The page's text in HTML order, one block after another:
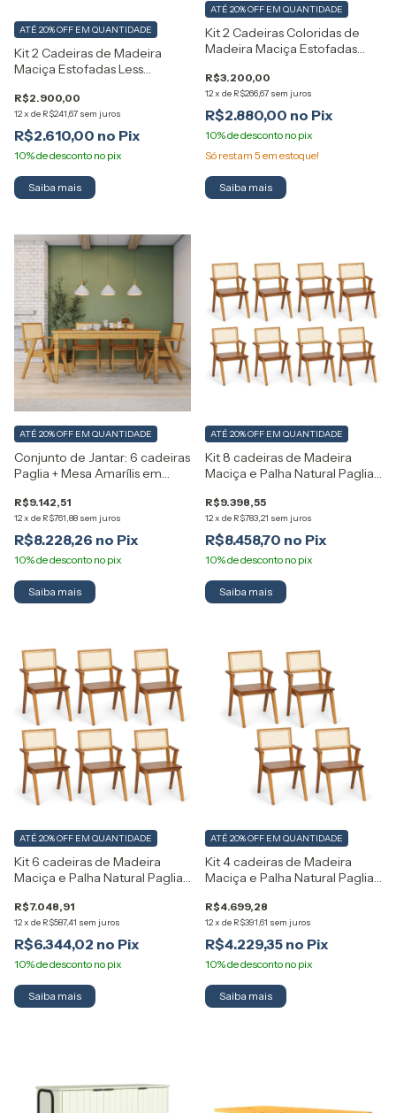
Kit 2 Cadeiras de Madeira
Maciça Estofadas Less
R$2.900,00
12x de R$241,67 sem juros
ATÉ 20% OFF EM QUANTIDADE
R$2.610,00
Saiba mais
Kit 2 Cadeiras Coloridas de
Madeira Maciça Estofadas
R$3.200,00
12x de R$266,67 sem juros
ATÉ 20% OFF EM QUANTIDADE
R$2.880,00
Só restam 5 em estoque!
Saiba mais
Conjunto de Jantar: 6 cadeiras
Paglia + Mesa Amarílis em
R$9.142,51
12x de R$761,88 sem juros
ATÉ 20% OFF EM QUANTIDADE
R$8.228,26
Saiba mais
Kit 8 cadeiras de Madeira
Maciça e Palha Natural Paglia
R$9.398,55
12x de R$783,21 sem juros
ATÉ 20% OFF EM QUANTIDADE
R$8.458,70
Kit 6 cadeiras de Madeira
Maciça e Palha Natural Paglia
R$7.048,91
12x de R$587,41 sem juros
ATÉ 20% OFF EM QUANTIDADE
R$6.344,02
Kit 4 cadeiras de Madeira
Maciça e Palha Natural Paglia
R$4.699,28
12x de R$391,61 sem juros
ATÉ 20% OFF EM QUANTIDADE
R$4.229,35